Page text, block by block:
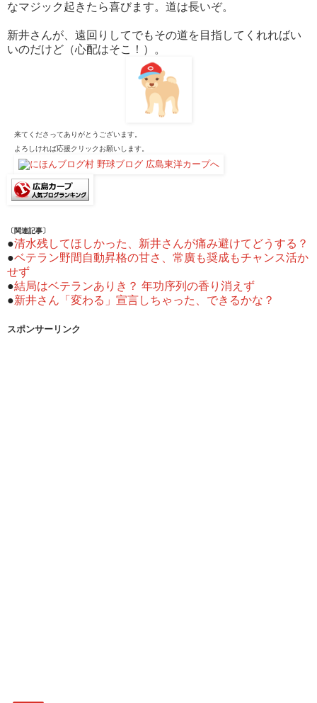
なマジック起きたら喜びます。道は長いぞ。
新井さんが、遠回りしてでもその道を目指してくれればい
いのだけど（心配はそこ！）。
来てくださってありがとうございます。
よろしければ応援クリックお願いします。
〔関連記事〕
●清水残してほしかった、新井さんが痛み避けてどうする？
●ベテラン野間自動昇格の甘さ、常廣も奨成もチャンス活か
せず
●結局はベテランありき？ 年功序列の香り消えず
●新井さん「変わる」宣言しちゃった、できるかな？
スポンサーリンク